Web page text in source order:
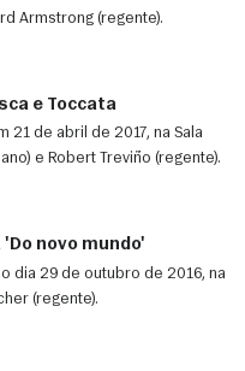
Armstrong (regente).
e Toccata
21 de abril de 2017, na Sala
e Robert Treviño (regente).
novo mundo'
dia 29 de outubro de 2016, na
(regente).